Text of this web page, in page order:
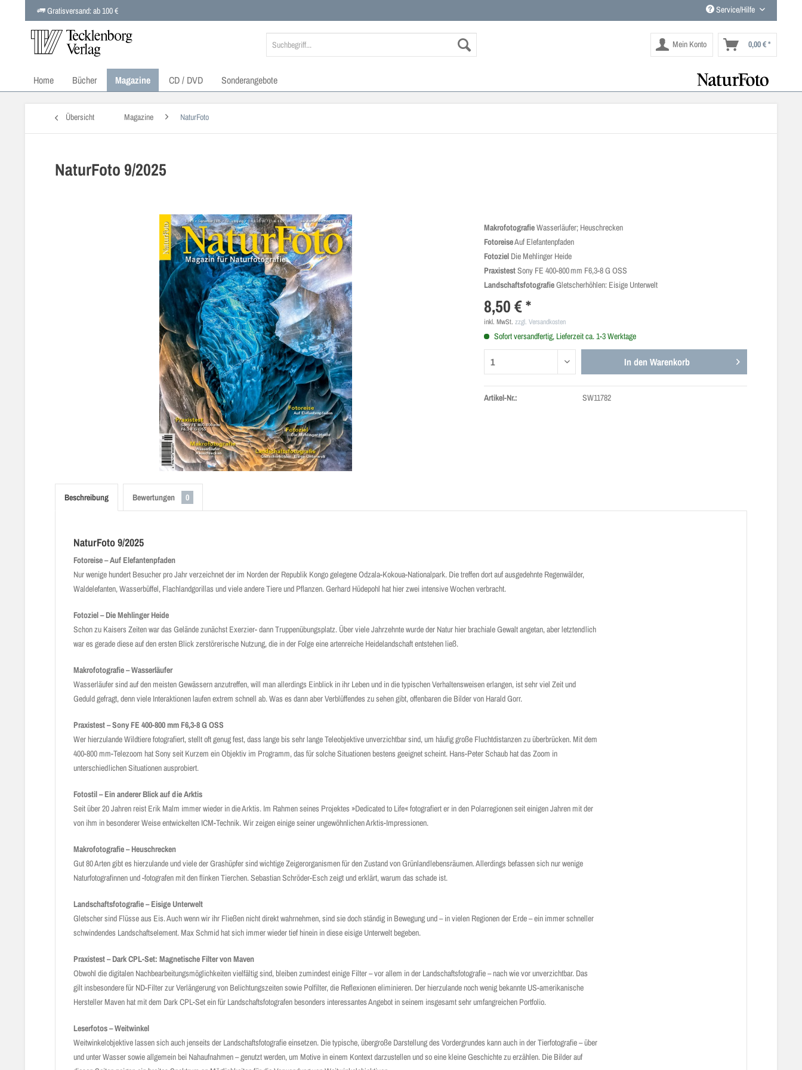
Gratisversand: ab 100 € Service/Hilfe
Mein Konto 0,00 € *
Home Bücher Magazine CD / DVD Sonderangebote
Übersicht Magazine NaturFoto
NaturFoto 9/2025
MakrofotografieWasserläufer; Heuschrecken
FotoreiseAuf Elefantenpfaden
Fotoziel Die Mehlinger Heide
PraxistestSony FE 400-800 mm F6,3-8 G OSS
LandschaftsfotografieGletscherhöhlen: Eisige Unterwelt
8,50 € *
inkl. MwSt.zzgl. Versandkosten
Sofort versandfertig, Lieferzeit ca. 1-3 Werktage
In den Warenkorb
Artikel-Nr.: SW11782
Beschreibung Bewertungen 0
NaturFoto 9/2025
Fotoreise – Auf Elefantenpfaden
Nur wenige hundert Besucher pro Jahr verzeichnet der im Norden der Republik Kongo gelegene Odzala-Kokoua-Nationalpark. Die treffen dort auf ausgedehnte Regenwälder,
Waldelefanten, Wasserbüffel, Flachlandgorillas und viele andere Tiere und Pflanzen. Gerhard Hüdepohl hat hier zwei intensive Wochen verbracht.
Fotoziel – Die Mehlinger Heide
Schon zu Kaisers Zeiten war das Gelände zunächst Exerzier- dann Truppenübungsplatz. Über viele Jahrzehnte wurde der Natur hier brachiale Gewalt angetan, aber letztendlich
war es gerade diese auf den ersten Blick zerstörerische Nutzung, die in der Folge eine artenreiche Heidelandschaft entstehen ließ.
Makrofotografie – Wasserläufer
Wasserläufer sind auf den meisten Gewässern anzutreffen, will man allerdings Einblick in ihr Leben und in die typischen Verhaltensweisen erlangen, ist sehr viel Zeit und
Geduld gefragt, denn viele Interaktionen laufen extrem schnell ab. Was es dann aber Verblüffendes zu sehen gibt, offenbaren die Bilder von Harald Gorr.
Praxistest – Sony FE 400-800 mm F6,3-8 G OSS
Wer hierzulande Wildtiere fotografiert, stellt oft genug fest, dass lange bis sehr lange Teleobjektive unverzichtbar sind, um häufig große Fluchtdistanzen zu überbrücken. Mit dem
400-800 mm-Telezoom hat Sony seit Kurzem ein Objektiv im Programm, das für solche Situationen bestens geeignet scheint. Hans-Peter Schaub hat das Zoom in
unterschiedlichen Situationen ausprobiert.
Fotostil – Ein anderer Blick auf die Arktis
Seit über 20 Jahren reist Erik Malm immer wieder in die Arktis. Im Rahmen seines Projektes »Dedicated to Life« fotografiert er in den Polarregionen seit einigen Jahren mit der
von ihm in besonderer Weise entwickelten ICM-Technik. Wir zeigen einige seiner ungewöhnlichen Arktis-Impressionen.
Makrofotografie – Heuschrecken
Gut 80 Arten gibt es hierzulande und viele der Grashüpfer sind wichtige Zeigerorganismen für den Zustand von Grünlandlebensräumen. Allerdings befassen sich nur wenige
Naturfotografinnen und -fotografen mit den flinken Tierchen. Sebastian Schröder-Esch zeigt und erklärt, warum das schade ist.
Landschaftsfotografie – Eisige Unterwelt
Gletscher sind Flüsse aus Eis. Auch wenn wir ihr Fließen nicht direkt wahrnehmen, sind sie doch ständig in Bewegung und – in vielen Regionen der Erde – ein immer schneller
schwindendes Landschaftselement. Max Schmid hat sich immer wieder tief hinein in diese eisige Unterwelt begeben.
Praxistest – Dark CPL-Set: Magnetische Filter von Maven
Obwohl die digitalen Nachbearbeitungsmöglichkeiten vielfältig sind, bleiben zumindest einige Filter – vor allem in der Landschaftsfotografie – nach wie vor unverzichtbar. Das
gilt insbesondere für ND-Filter zur Verlängerung von Belichtungszeiten sowie Polfilter, die Reflexionen eliminieren. Der hierzulande noch wenig bekannte US-amerikanische
Hersteller Maven hat mit dem Dark CPL-Set ein für Landschaftsfotografen besonders interessantes Angebot in seinem insgesamt sehr umfangreichen Portfolio.
Leserfotos – Weitwinkel
Weitwinkelobjektive lassen sich auch jenseits der Landschaftsfotografie einsetzen. Die typische, übergroße Darstellung des Vordergrundes kann auch in der Tierfotografie – über
und unter Wasser sowie allgemein bei Nahaufnahmen – genutzt werden, um Motive in einem Kontext darzustellen und so eine kleine Geschichte zu erzählen. Die Bilder auf